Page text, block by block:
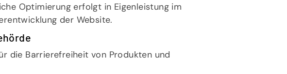
Optimierung erfolgt in Eigenleistung im
der Website.
die Barrierefreiheit von Produkten und